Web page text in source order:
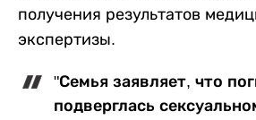
получения результатов
экспертизы.
"Семья заявляет, что
подверглась